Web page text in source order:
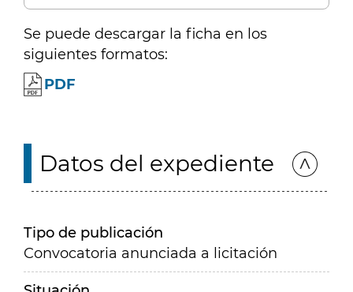
Se puede descargar la ficha en los
siguientes formatos:
PDF
Datos del expediente
Tipo de publicación
Convocatoria anunciada a licitación